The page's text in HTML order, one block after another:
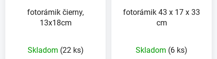
fotorámik čierny,
13x18cm
Skladom (22 ks)
fotorámik 43 x 17 x 33
cm
Skladom (6 ks)